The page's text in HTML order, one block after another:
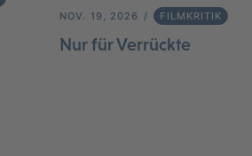
NOV. 19, 2026 FILMKRITIK
Nur für Verrückte